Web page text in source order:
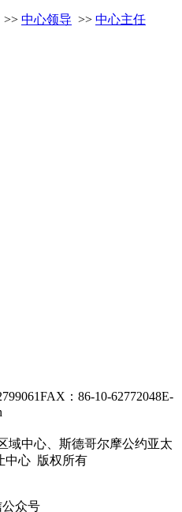
>> 中心领导 >> 中心主任
FAX：86-10-62772048E-
域中心、斯德哥尔摩公约亚太
中心 版权所有
众号